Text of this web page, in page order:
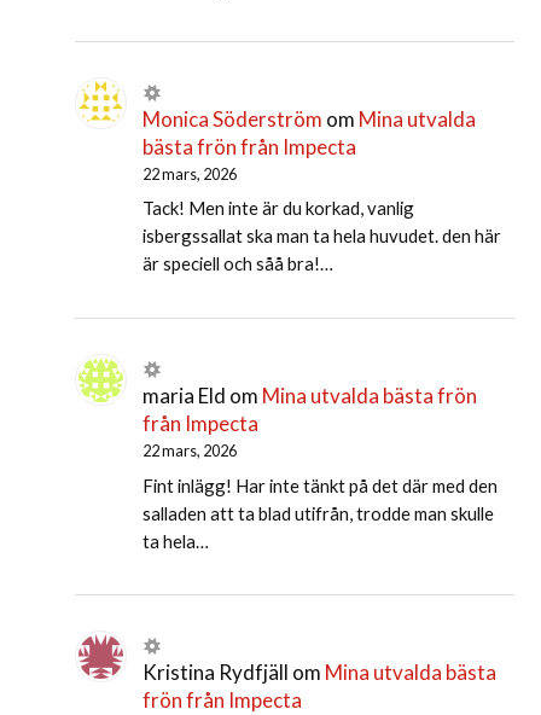
Monica Söderström om Mina utvalda
bästa frön från Impecta
22 mars, 2026
Tack! Men inte är du korkad, vanlig
isbergssallat ska man ta hela huvudet. den här
är speciell och såå bra!…
maria Eld om Mina utvalda bästa frön
från Impecta
22 mars, 2026
Fint inlägg! Har inte tänkt på det där med den
salladen att ta blad utifrån, trodde man skulle
ta hela…
Kristina Rydfjäll om Mina utvalda bästa
frön från Impecta